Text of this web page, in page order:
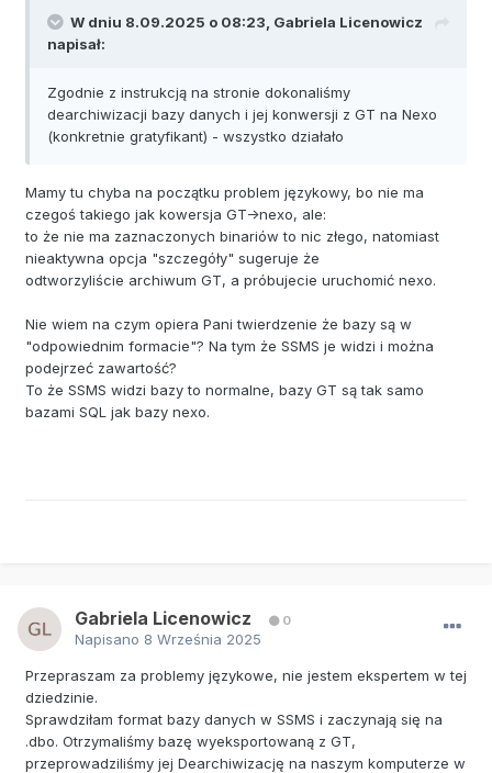
W dniu 8.09.2025 o 08:23, Gabriela Licenowicz
napisał:
Zgodnie z instrukcją na stronie dokonaliśmy
dearchiwizacji bazy danych i jej konwersji z GT na Nexo
(konkretnie gratyfikant) - wszystko działało
Mamy tu chyba na początku problem językowy, bo nie ma
czegoś takiego jak kowersja GT->nexo, ale:
to że nie ma zaznaczonych binariów to nic złego, natomiast
nieaktywna opcja "szczegóły" sugeruje że
odtworzyliście archiwum GT, a próbujecie uruchomić nexo.
Nie wiem na czym opiera Pani twierdzenie że bazy są w
"odpowiednim formacie"? Na tym że SSMS je widzi i można
podejrzeć zawartość?
To że SSMS widzi bazy to normalne, bazy GT są tak samo
bazami SQL jak bazy nexo.
Gabriela Licenowicz 0
Napisano 8 Września 2025
Przepraszam za problemy językowe, nie jestem ekspertem w tej
dziedzinie.
Sprawdziłam format bazy danych w SSMS i zaczynają się na
.dbo. Otrzymaliśmy bazę wyeksportowaną z GT,
przeprowadziliśmy jej Dearchiwizację na naszym komputerze w